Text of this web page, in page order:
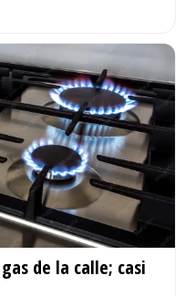
de la calle; casi